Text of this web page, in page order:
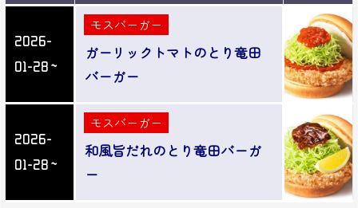
2026-
01-28～
ガーリックトマトのとり竜田
バーガー
モスバーガー
2026-
01-28～
和風旨だれのとり竜田バーガ
ー
モスバーガー